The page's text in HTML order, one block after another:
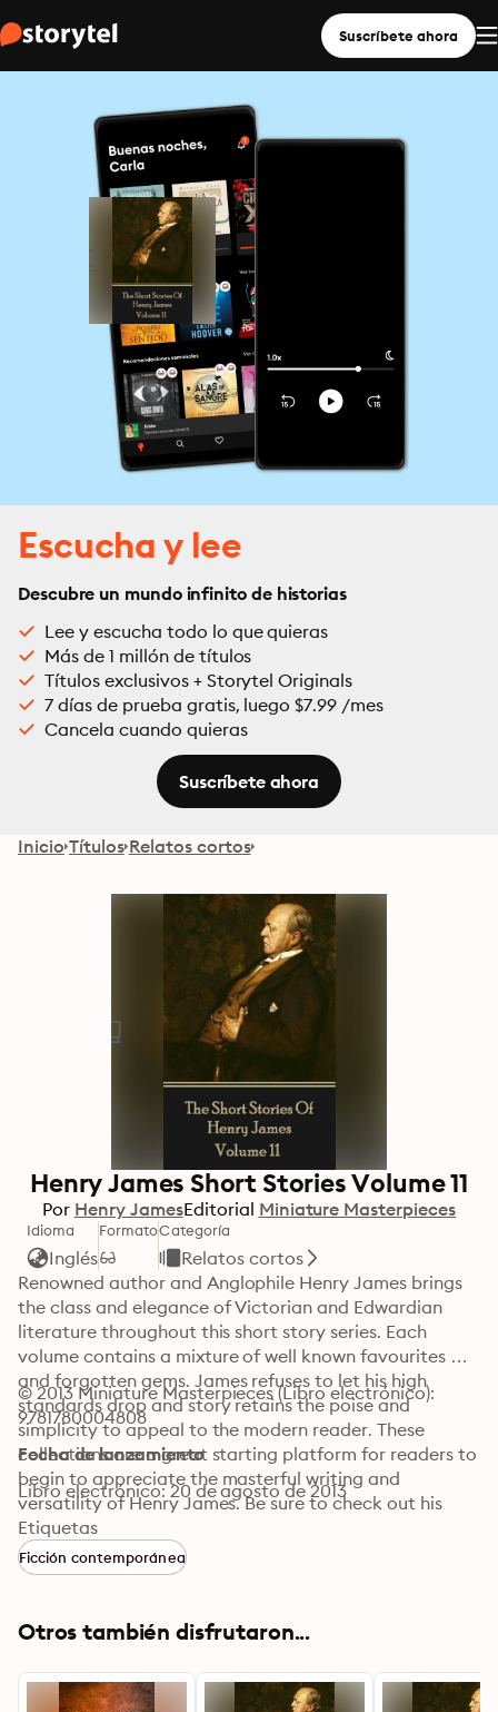
Suscríbete ahora
Escucha y lee
Descubre un mundo infinito de historias
Lee y escucha todo lo que quieras
Más de 1 millón de títulos
Títulos exclusivos + Storytel Originals
7 días de prueba gratis, luego $7.99 /mes
Cancela cuando quieras
Suscríbete ahora
Inicio Títulos Relatos cortos
Henry James Short Stories Volume 11
Por Henry JamesEditorial Miniature Masterpieces
Idioma
Inglés
FormatoCategoría
Relatos cortos
Renowned author and Anglophile Henry James brings
the class and elegance of Victorian and Edwardian
literature throughout this short story series. Each
volume contains a mixture of well known favourites
and forgotten gems. James refuses to let his high
standards drop and story retains the poise and
simplicity to appeal to the modern reader. These
collections are a great starting platform for readers to
begin to appreciate the masterful writing and
versatility of Henry James. Be sure to check out his
novels and literary criticisms of notable authors
George Eliot, Charles Dickens and Rudyard Kipling
among others which we also offer. Search ‘Henry
© 2013 Miniature Masterpieces (Libro electrónico):
9781780004808
Fecha de lanzamiento
Libro electrónico: 20 de agosto de 2013
Etiquetas
Ficción contemporánea
Otros también disfrutaron...